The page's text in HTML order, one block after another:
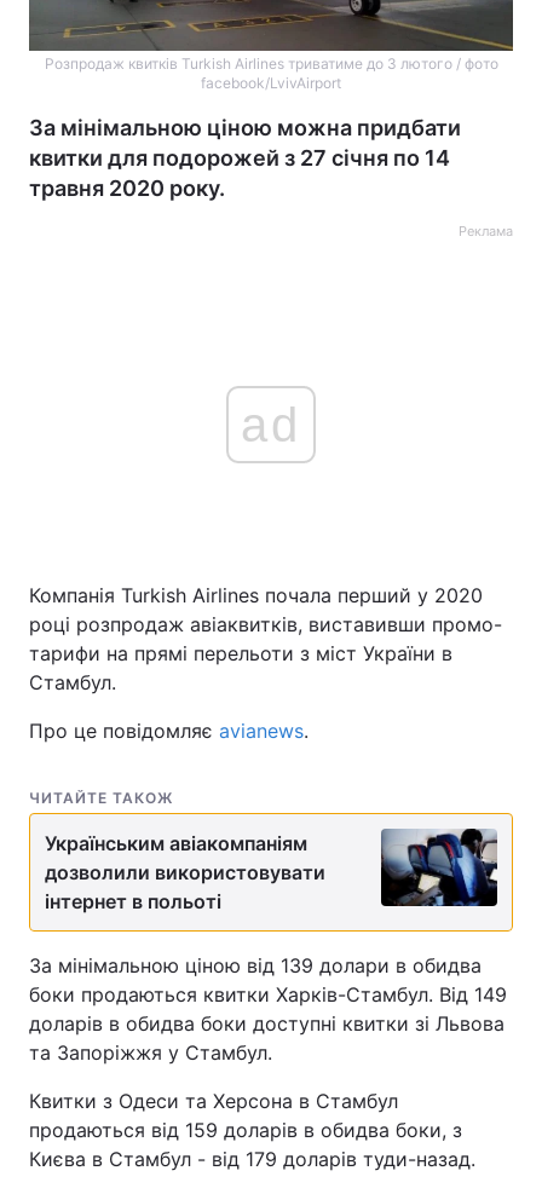
Розпродаж квитків Turkish Airlines триватиме до 3 лютого / фото
facebook/LvivAirport
За мінімальною ціною можна придбати
квитки для подорожей з 27 січня по 14
травня 2020 року.
Реклама
ad
Компанія Turkish Airlines почала перший у 2020
році розпродаж авіаквитків, виставивши промо-
тарифи на прямі перельоти з міст України в
Стамбул.
Про це повідомляє avianews.
ЧИТАЙТЕ ТАКОЖ
Українським авіакомпаніям
дозволили використовувати
інтернет в польоті
За мінімальною ціною від 139 долари в обидва
боки продаються квитки Харків-Стамбул. Від 149
доларів в обидва боки доступні квитки зі Львова
та Запоріжжя у Стамбул.
Квитки з Одеси та Херсона в Стамбул
продаються від 159 доларів в обидва боки, з
Києва в Стамбул - від 179 доларів туди-назад.